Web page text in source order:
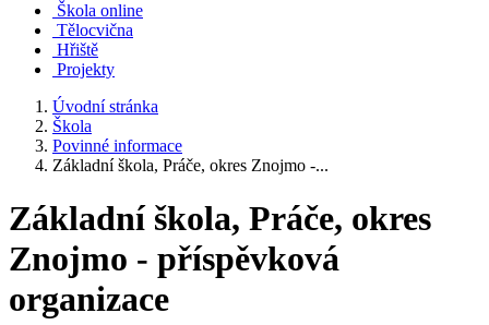
Škola online
Tělocvična
Hřiště
Projekty
Úvodní stránka
Škola
Povinné informace
Základní škola, Práče, okres Znojmo -...
Základní škola, Práče, okres
Znojmo - příspěvková
organizace